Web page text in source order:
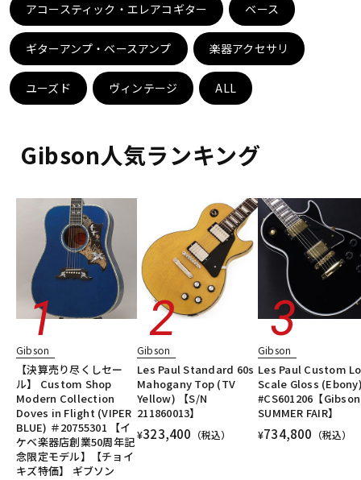
中古 ヴィンテージ
アコースティック・エレアコギター ベース
ギターアンプ・ベースアンプ 楽器アクセサリ
ユーズド ヴィンテージ ALL
Gibson人気ランキング
Gibson
【決算売り尽くしセー
ル】 Custom Shop
Modern Collection
Doves in Flight (VIPER
BLUE) ＃20755301 【イ
ケベ楽器店創業50周年記
念限定モデル】【チョイ
キズ特価】 ギブソン
Gibson
Les Paul Standard 60s
Mahogany Top (TV
Yellow) 【S/N
211860013】
¥323,400 （税込）
Gibson
Les Paul Custom
Scale Gloss
#CS601206【Gibson
SUMMER FAIR】
¥734,800 （税込）